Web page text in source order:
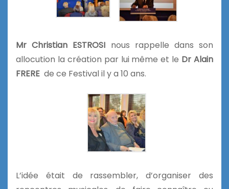
Mr Christian ESTROSI nous rappelle dans son
allocution la création par lui même et le Dr Alain
FRERE de ce Festival il y a 10 ans.
L’idée était de rassembler, d’organiser des